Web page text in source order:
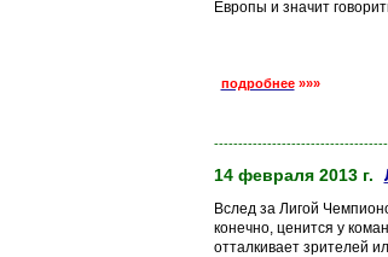
Европы и значит
подробнее »»»
14 февраля 2013 г.
Вслед за Лигой
конечно, ценится у
отталкивает зрителей